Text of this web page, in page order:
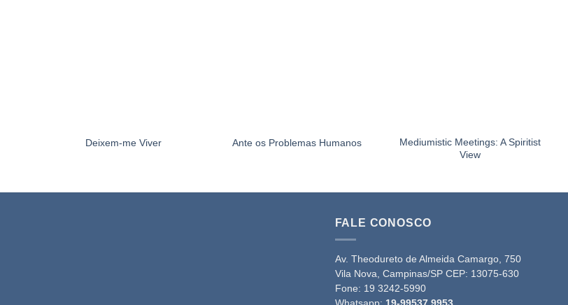
Deixem-me Viver Ante os Problemas Humanos
Mediumistic Meetings: A Spiritist
View
FALE CONOSCO
Av. Theodureto de Almeida Camargo, 750
Vila Nova, Campinas/SP CEP: 13075-630
Fone: 19 3242-5990